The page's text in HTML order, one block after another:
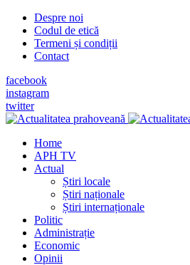
Despre noi
Codul de etică
Termeni și condiții
Contact
facebook
instagram
twitter
Home
APH TV
Actual
Știri locale
Știri naționale
Știri internaționale
Politic
Administrație
Economic
Opinii